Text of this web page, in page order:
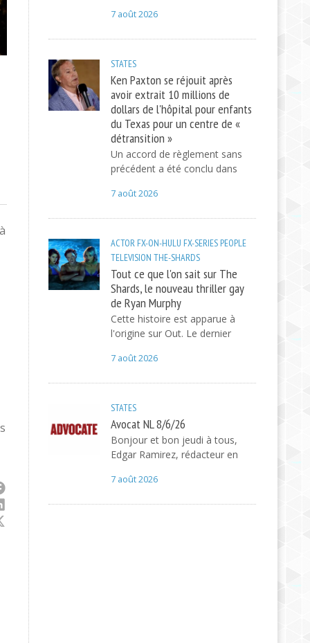
7 août 2026
STATES
Ken Paxton se réjouit après
avoir extrait 10 millions de
dollars de l'hôpital pour enfants
du Texas pour un centre de «
détransition »
Un accord de règlement sans
précédent a été conclu dans
7 août 2026
ACTOR FX-ON-HULU FX-SERIES PEOPLE
TELEVISION THE-SHARDS
Tout ce que l'on sait sur The
Shards, le nouveau thriller gay
de Ryan Murphy
Cette histoire est apparue à
l'origine sur Out. Le dernier
7 août 2026
STATES
Avocat NL 8/6/26
Bonjour et bon jeudi à tous,
Edgar Ramirez, rédacteur en
7 août 2026